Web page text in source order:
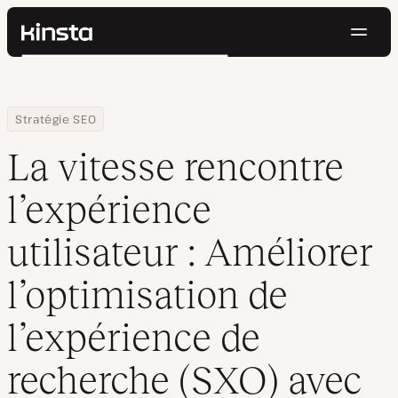
Kinsta®
Prix
Contact
Rechercher
Home
Centre de ressources
Blog
Stratégie SEO
La vitesse rencontre l’expérience utilisateur : Améliorer
La vitesse rencontre
l’expérience
utilisateur : Améliorer
l’optimisation de
l’expérience de
recherche (SXO) avec